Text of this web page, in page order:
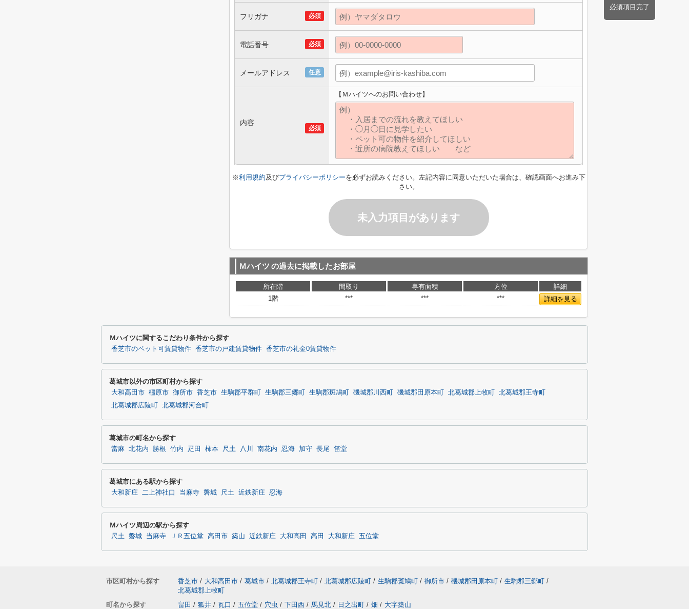
必須項目完了
必須
フリガナ
必須
電話番号
任意
メールアドレス
必須
内容
【Ｍハイツへのお問い合わせ】
※利用規約及びプライバシーポリシーを必ずお読みください。左記内容に同意いただいた場合は、確認画面へお進み下
さい。
未入力項目があります
Ｍハイツ の過去に掲載したお部屋
所在階 間取り 専有面積 方位
詳細
1階
*** *** *** 詳細を見る
Ｍハイツに関するこだわり条件から探す
香芝市のペット可賃貸物件 香芝市の戸建賃貸物件 香芝市の礼金0賃貸物件
葛城市以外の市区町村から探す
大和高田市 橿原市 御所市 香芝市 生駒郡平群町 生駒郡三郷町 生駒郡斑鳩町 磯城郡川西町 磯城郡田原本町 北葛城郡上牧町
北葛城郡王寺町
北葛城郡広陵町
北葛城郡河合町
葛城市の町名から探す
當麻 北花内 勝根 竹内 疋田 柿本 尺土 八川 南花内 忍海 加守 長尾 笛堂
葛城市にある駅から探す
大和新庄 二上神社口 当麻寺 磐城 尺土 近鉄新庄 忍海
Ｍハイツ周辺の駅から探す
尺土 磐城 当麻寺 ＪＲ五位堂 高田市 築山 近鉄新庄 大和高田 高田 大和新庄 五位堂
市区町村から探す 香芝市 / 大和高田市 / 葛城市 / 北葛城郡王寺町 / 北葛城郡広陵町 / 生駒郡斑鳩町 / 御所市 / 磯城郡田原本町 / 生駒郡三郷町 /
北葛城郡上牧町
町名から探す
畠田 / 狐井 / 瓦口 / 五位堂 / 穴虫 / 下田西 / 馬見北 / 日之出町 / 畑 / 大字築山